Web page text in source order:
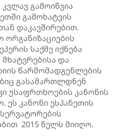
კვლავ გამოიწვია
გამოხატვის
დაკავშირებით.
ორგანიზაციების
საქმე იქნება
და
წარმომადგენლების
გასამართლდნენ
უსაფრთხოების კანონის
ეს კანონი ესპანეთის
2015 წელს მიიღო.